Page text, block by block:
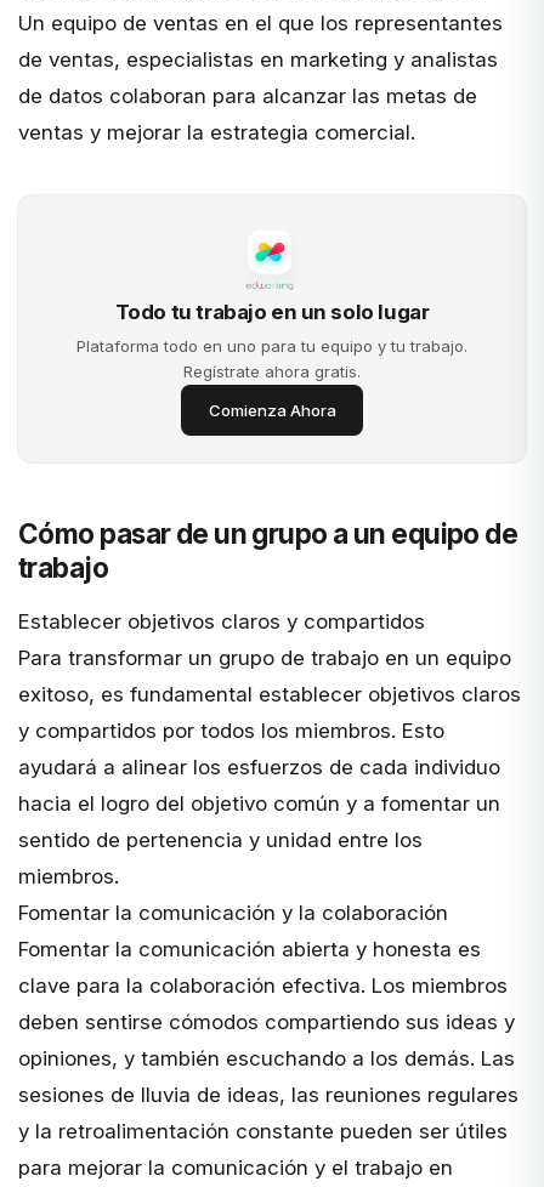
Un equipo de ventas en el que los representantes
de ventas, especialistas en marketing y analistas
de datos colaboran para alcanzar las metas de
ventas y mejorar la estrategia comercial.
Todo tu trabajo en un solo lugar
Plataforma todo en uno para tu equipo y tu trabajo.
Regístrate ahora gratis.
Comienza Ahora
Cómo pasar de un grupo a un equipo de
trabajo
Establecer objetivos claros y compartidos
Para transformar un grupo de trabajo en un equipo
exitoso, es fundamental establecer objetivos claros
y compartidos por todos los miembros. Esto
ayudará a alinear los esfuerzos de cada individuo
hacia el logro del objetivo común y a fomentar un
sentido de pertenencia y unidad entre los
miembros.
Fomentar la comunicación y la colaboración
Fomentar la comunicación abierta y honesta es
clave para la colaboración efectiva. Los miembros
deben sentirse cómodos compartiendo sus ideas y
opiniones, y también escuchando a los demás. Las
sesiones de lluvia de ideas, las reuniones regulares
y la retroalimentación constante pueden ser útiles
para mejorar la comunicación y el trabajo en